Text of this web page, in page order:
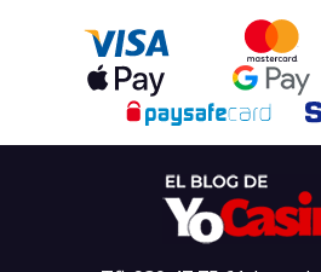
contexto, la Ruleta
destaca como una de las
avanzadas, combinando la
en vivo con multiplicadores
transforman cada giro. En